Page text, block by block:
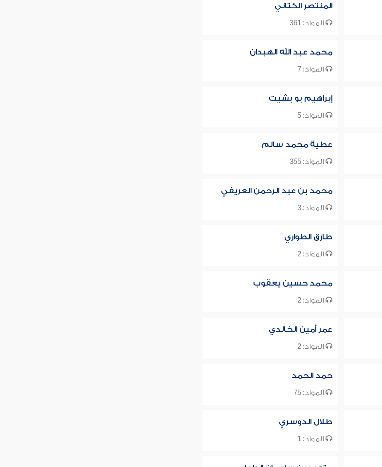
المنتصر الكتاني
المواد: 361
محمد عبد الله الهبدان
المواد: 7
إبراهيم بو بشيت
المواد: 5
عطية محمد سالم
المواد: 355
محمد بن عبد الرحمن العريفي
المواد: 3
طارق الطواري
المواد: 2
محمد حسين يعقوب
المواد: 2
عمر أمين الخالدي
المواد: 2
حمد الحمد
المواد: 75
طلال الدوسري
المواد: 1